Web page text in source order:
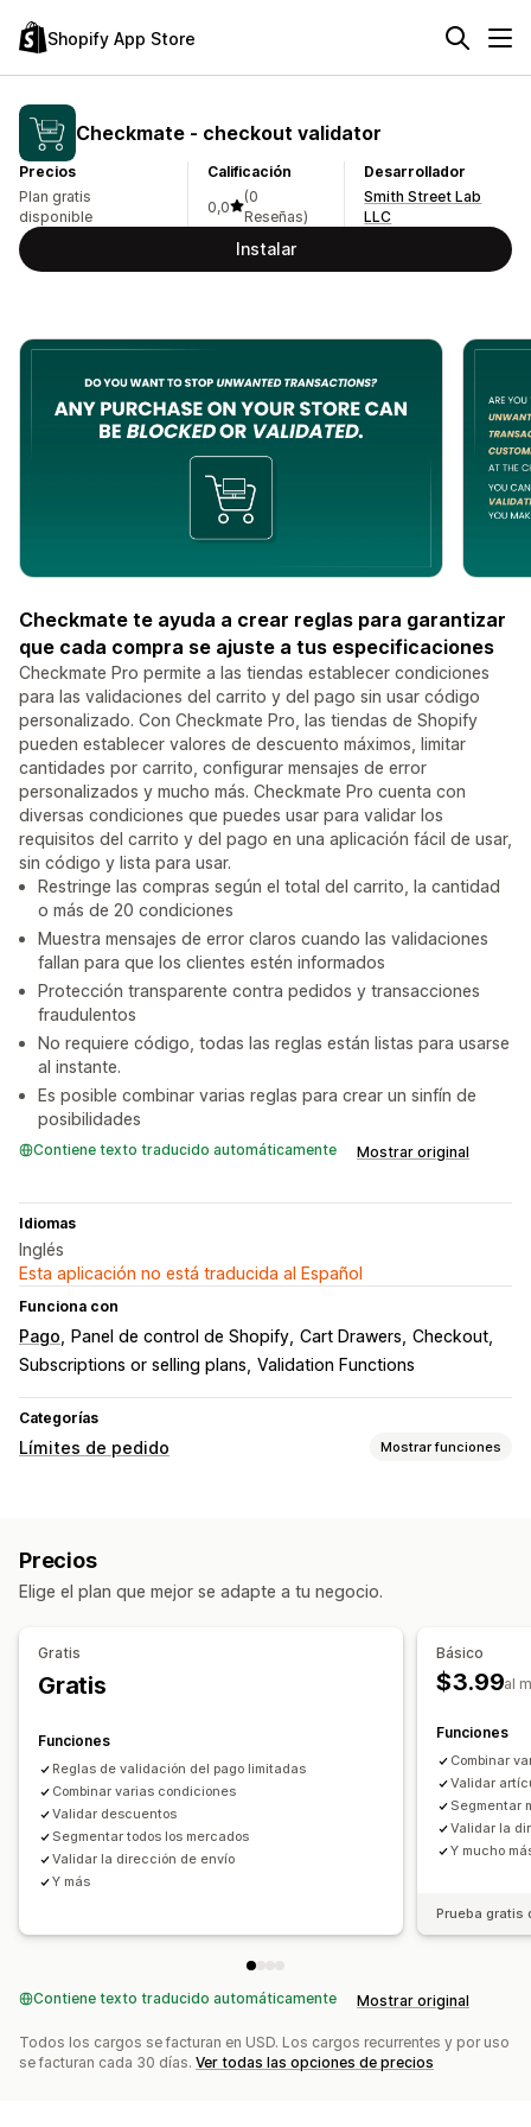
Shopify App Store
Checkmate ‑ checkout validator
Precios
Plan gratis
disponible
Calificación
0,0
(0
Reseñas)
Desarrollador
Smith Street Lab
LLC
Instalar
Checkmate te ayuda a crear reglas para garantizar
que cada compra se ajuste a tus especificaciones
Checkmate Pro permite a las tiendas establecer condiciones
para las validaciones del carrito y del pago sin usar código
personalizado. Con Checkmate Pro, las tiendas de Shopify
pueden establecer valores de descuento máximos, limitar
cantidades por carrito, configurar mensajes de error
personalizados y mucho más. Checkmate Pro cuenta con
diversas condiciones que puedes usar para validar los
requisitos del carrito y del pago en una aplicación fácil de usar,
sin código y lista para usar.
Restringe las compras según el total del carrito, la cantidad
o más de 20 condiciones
Muestra mensajes de error claros cuando las validaciones
fallan para que los clientes estén informados
Protección transparente contra pedidos y transacciones
fraudulentos
No requiere código, todas las reglas están listas para usarse
al instante.
Es posible combinar varias reglas para crear un sinfín de
posibilidades
Contiene texto traducido automáticamente Mostrar original
Idiomas
Inglés
Esta aplicación no está traducida al Español
Funciona con
Pago Panel de control de Shopify Cart Drawers Checkout
Subscriptions or selling plans Validation Functions
Categorías
Límites de pedido Mostrar funciones
Basado en el tiempo
Por descuento Por producto Por variante
Por colección
Geolocalización
Métodos de envío
Alertas de carrito
Alertas de la página de producto Ventanas emergentes
Promoción de marca personalizada
Mensajes personalizados
Traducción
Precios
Elige el plan que mejor se adapte a tu negocio.
Gratis
Gratis
Funciones
Reglas de validación del pago limitadas
Combinar varias condiciones
Validar descuentos
Segmentar todos los mercados
Validar la dirección de envío
Y más
Básico
$3.99al
Funciones
Combinar
Validar
Segmentar
Validar la
Y mucho
Prueba gratis
Contiene texto traducido automáticamente Mostrar original
Todos los cargos se facturan en USD. Los cargos recurrentes y por uso
se facturan cada 30 días. Ver todas las opciones de precios